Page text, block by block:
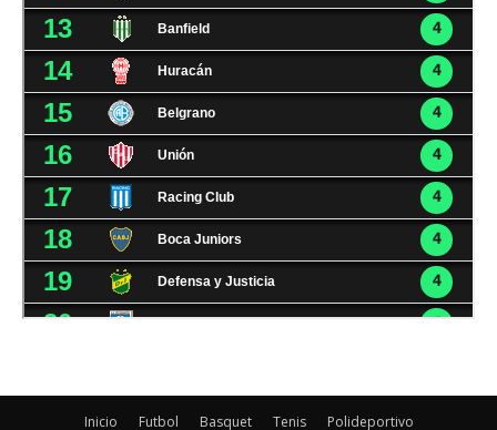
Inicio Futbol Basquet Tenis Polideportivo